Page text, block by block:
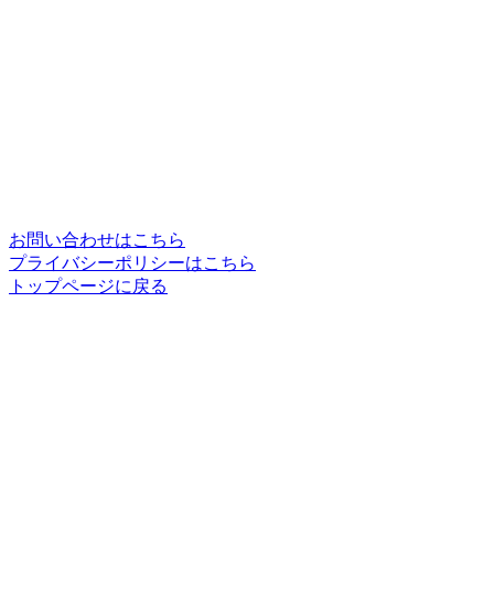
お問い合わせはこちら
プライバシーポリシーはこちら
トップページに戻る